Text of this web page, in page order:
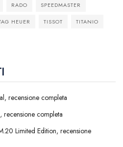
RADO SPEEDMASTER
HEUER TISSOT TITANIO
recensione completa
recensione completa
Limited Edition, recensione